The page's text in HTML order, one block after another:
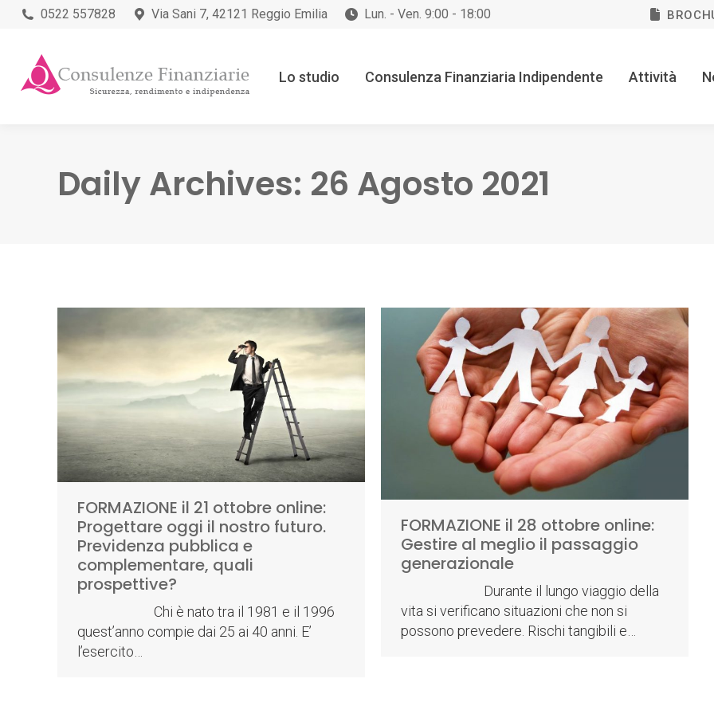
0522 557828 Via Sani 7, 42121 Reggio Emilia Lun. - Ven. 9:00 - 18:00
Lo studio Consulenza Finanziaria Indipendente Attività
Daily Archives: 26 Agosto 2021
FORMAZIONE il 21 ottobre online:
Progettare oggi il nostro futuro.
Previdenza pubblica e
complementare, quali
prospettive?
Chi è nato tra il 1981 e il 1996
quest’anno compie dai 25 ai 40 anni. E’
l’esercito…
FORMAZIONE il 28 ottobre online:
Gestire al meglio il passaggio
generazionale
Durante il lungo viaggio della
vita si verificano situazioni che non si
possono prevedere. Rischi tangibili e…